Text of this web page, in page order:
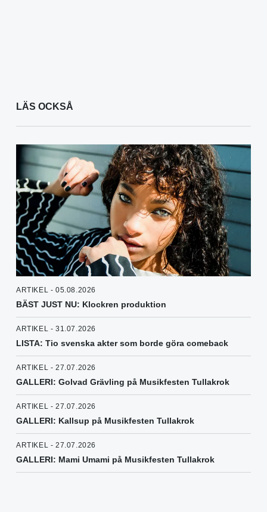
LÄS OCKSÅ
ARTIKEL - 05.08.2026
BÄST JUST NU: Klockren produktion
ARTIKEL - 31.07.2026
LISTA: Tio svenska akter som borde göra comeback
ARTIKEL - 27.07.2026
GALLERI: Golvad Grävling på Musikfesten Tullakrok
ARTIKEL - 27.07.2026
GALLERI: Kallsup på Musikfesten Tullakrok
ARTIKEL - 27.07.2026
GALLERI: Mami Umami på Musikfesten Tullakrok